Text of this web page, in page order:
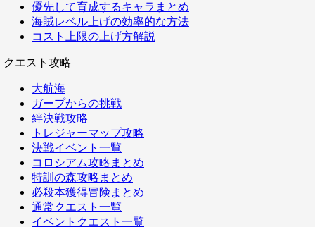
優先して育成するキャラまとめ
海賊レベル上げの効率的な方法
コスト上限の上げ方解説
クエスト攻略
大航海
ガープからの挑戦
絆決戦攻略
トレジャーマップ攻略
決戦イベント一覧
コロシアム攻略まとめ
特訓の森攻略まとめ
必殺本獲得冒険まとめ
通常クエスト一覧
イベントクエスト一覧